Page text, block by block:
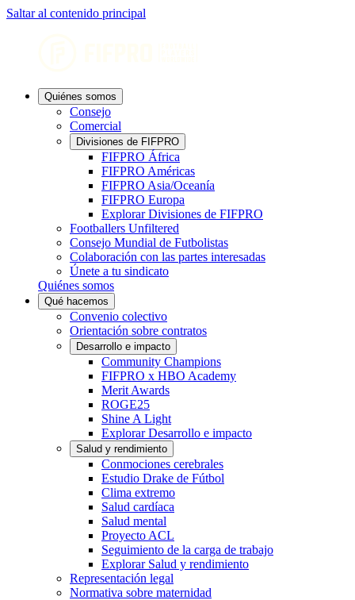
Saltar al contenido principal
Quiénes somos
Consejo
Comercial
Divisiones de FIFPRO
FIFPRO África
FIFPRO Américas
FIFPRO Asia/Oceanía
FIFPRO Europa
Explorar Divisiones de FIFPRO
Footballers Unfiltered
Consejo Mundial de Futbolistas
Colaboración con las partes interesadas
Únete a tu sindicato
Quiénes somos
Qué hacemos
Convenio colectivo
Orientación sobre contratos
Desarrollo e impacto
Community Champions
FIFPRO x HBO Academy
Merit Awards
ROGE25
Shine A Light
Explorar Desarrollo e impacto
Salud y rendimiento
Conmociones cerebrales
Estudio Drake de Fútbol
Clima extremo
Salud cardíaca
Salud mental
Proyecto ACL
Seguimiento de la carga de trabajo
Explorar Salud y rendimiento
Representación legal
Normativa sobre maternidad